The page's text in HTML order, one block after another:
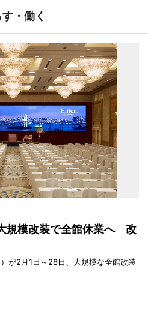
・働く
規模改装で全館休業へ 改
が2月1日～28日、大規模な全館改装